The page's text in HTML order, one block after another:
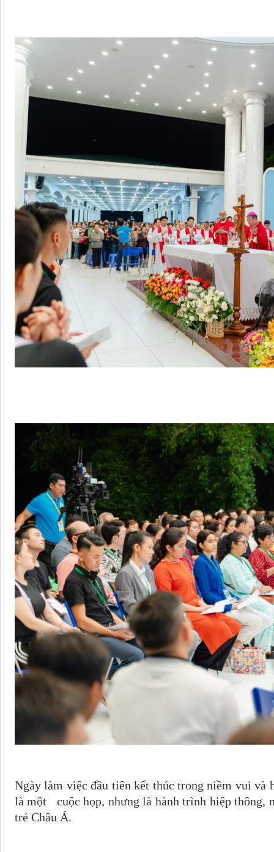
Ngày làm việc đầu tiên kết thúc trong niềm vui và
là một cuộc họp, nhưng là hành trình hiệp thông,
trẻ Châu Á.